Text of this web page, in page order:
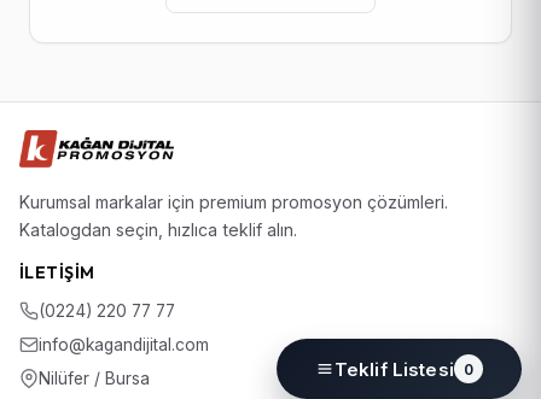
Kurumsal markalar için premium promosyon çözümleri.
Katalogdan seçin, hızlıca teklif alın.
İLETIŞIM
(0224) 220 77 77
info@kagandijital.com
Nilüfer / Bursa
Teklif Listesi 0